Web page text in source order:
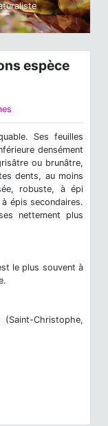
espèce
Ses feuilles
densément
ou brunâtre,
dents, au moins
robuste, à épi
épis secondaires.
nettement plus
le plus souvent à
(Saint-Christophe,